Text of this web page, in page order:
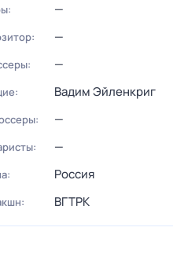
—
—
—
Вадим Эйленкриг
—
—
Россия
ВГТРК